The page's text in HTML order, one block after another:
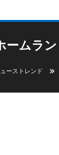
ームラン
ーストレンド